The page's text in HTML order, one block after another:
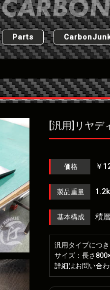
Parts
[汎用]リヤデ
価格 ￥
製品重量
基本構成 積
汎用タイプにつ
サイズ：長さ
詳細はお問い合